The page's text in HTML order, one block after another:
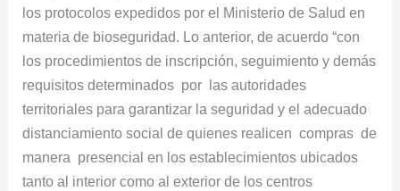
los protocolos expedidos por el Ministerio de Salud en
materia de bioseguridad. Lo anterior, de acuerdo “con
los procedimientos de inscripción, seguimiento y demás
requisitos determinados por las autoridades
territoriales para garantizar la seguridad y el adecuado
distanciamiento social de quienes realicen compras de
manera presencial en los establecimientos ubicados
tanto al interior como al exterior de los centros